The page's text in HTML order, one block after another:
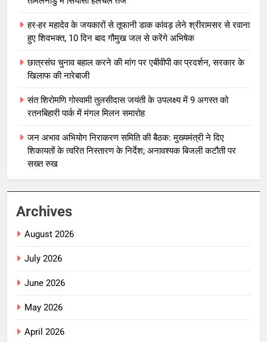
हर-हर महादेव के जयकारों से तूफानी डाक कांवड़ लेने श्रीरामसर से रवाना
हुए शिवभक्त, 10 दिन बाद गौमुख जल से करेंगे अभिषेक
छात्रसंघ चुनाव बहाल करने की मांग पर एबीवीपी का प्रदर्शन, सरकार के
खिलाफ की नारेबाजी
संत शिरोमणि गोस्वामी तुलसीदास जयंती के उपलक्ष्य में 9 अगस्त को
रतनबिहारी पार्क में मंगल मिलन समारोह
जन अभाव अभियोग निराकरण समिति की बैठक: मुख्यमंत्री ने दिए
शिकायतों के त्वरित निस्तारण के निर्देश; अनावश्यक बिजली कटौती पर
सख्त रुख
Archives
August 2026
July 2026
June 2026
May 2026
April 2026